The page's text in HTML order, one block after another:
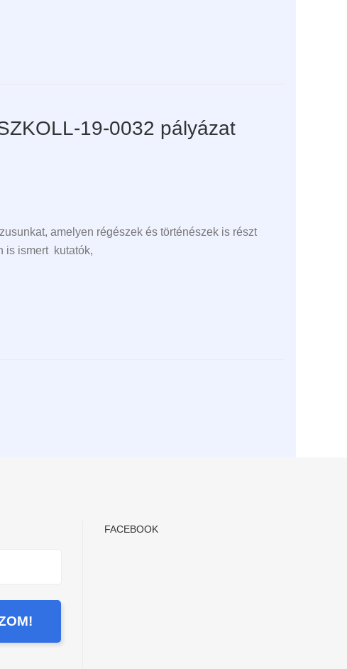
19-0032 pályázat
amelyen régészek és történészek is részt
is ismert kutatók,
FACEBOOK